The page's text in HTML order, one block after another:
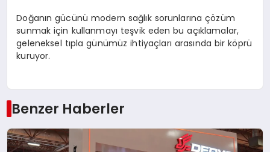
Doğanın gücünü modern sağlık sorunlarına çözüm
sunmak için kullanmayı teşvik eden bu açıklamalar,
geleneksel tıpla günümüz ihtiyaçları arasında bir köprü
kuruyor.
Benzer Haberler